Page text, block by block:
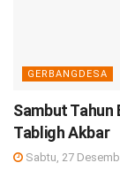
GERBANGDESA
Sambut Tahun
Tabligh Akbar
Sabtu, 27